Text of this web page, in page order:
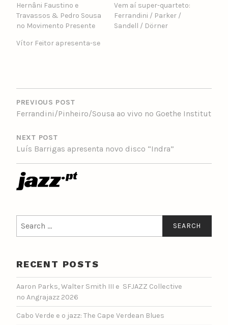
Hernâni Faustino e
Travassos & Pedro Sousa
no Movimento Presente
Vem aí super-quarteto:
Ferrandini / Parker /
Sandell / Dörner
Vítor Feitor apresenta-se
POST
NAVIGATION
PREVIOUS POST
Ferrandini/Pinheiro/Sousa ao vivo no Goethe Institut
NEXT POST
Luís Barrigas apresenta novo disco “Indra”
for:
RECENT POSTS
Aaron Parks, Walter Smith III e SFJAZZ Collective
no Angrajazz 2026
Cabo Verde e o jazz: The Cape Verdean Blues